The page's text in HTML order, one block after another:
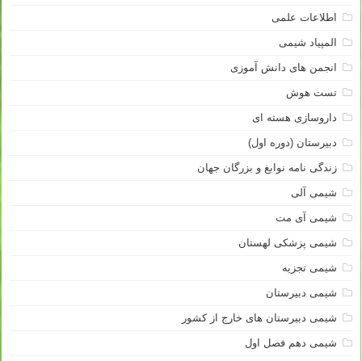
اطلاعات علمی
المپیاد شیمی
انجمن های دانش آموزی
تست هوش
داروسازی هسته ای
دبیرستان (دوره اول)
زندگی نامه نوابغ و بزرگان جهان
شیمی آلی
شیمی آی مت
شیمی پزشکی لهستان
شیمی تجزیه
شیمی دبیرستان
شیمی دبیرستان های خارج از کشور
شیمی دهم فصل اول